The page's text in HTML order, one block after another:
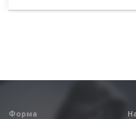
Форма